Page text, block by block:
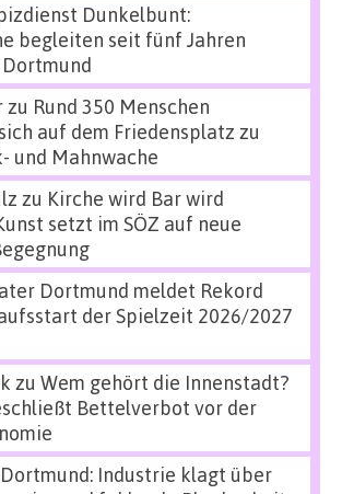
Dunkelbunt:
begleiten seit fünf Jahren
zu Rund 350 Menschen
auf dem Friedensplatz zu
und Mahnwache
zu Kirche wird Bar wird
setzt im SÖZ auf neue
Dortmund meldet Rekord
der Spielzeit 2026/2027
zu Wem gehört die Innenstadt?
Bettelverbot vor der
Dortmund: Industrie klagt über